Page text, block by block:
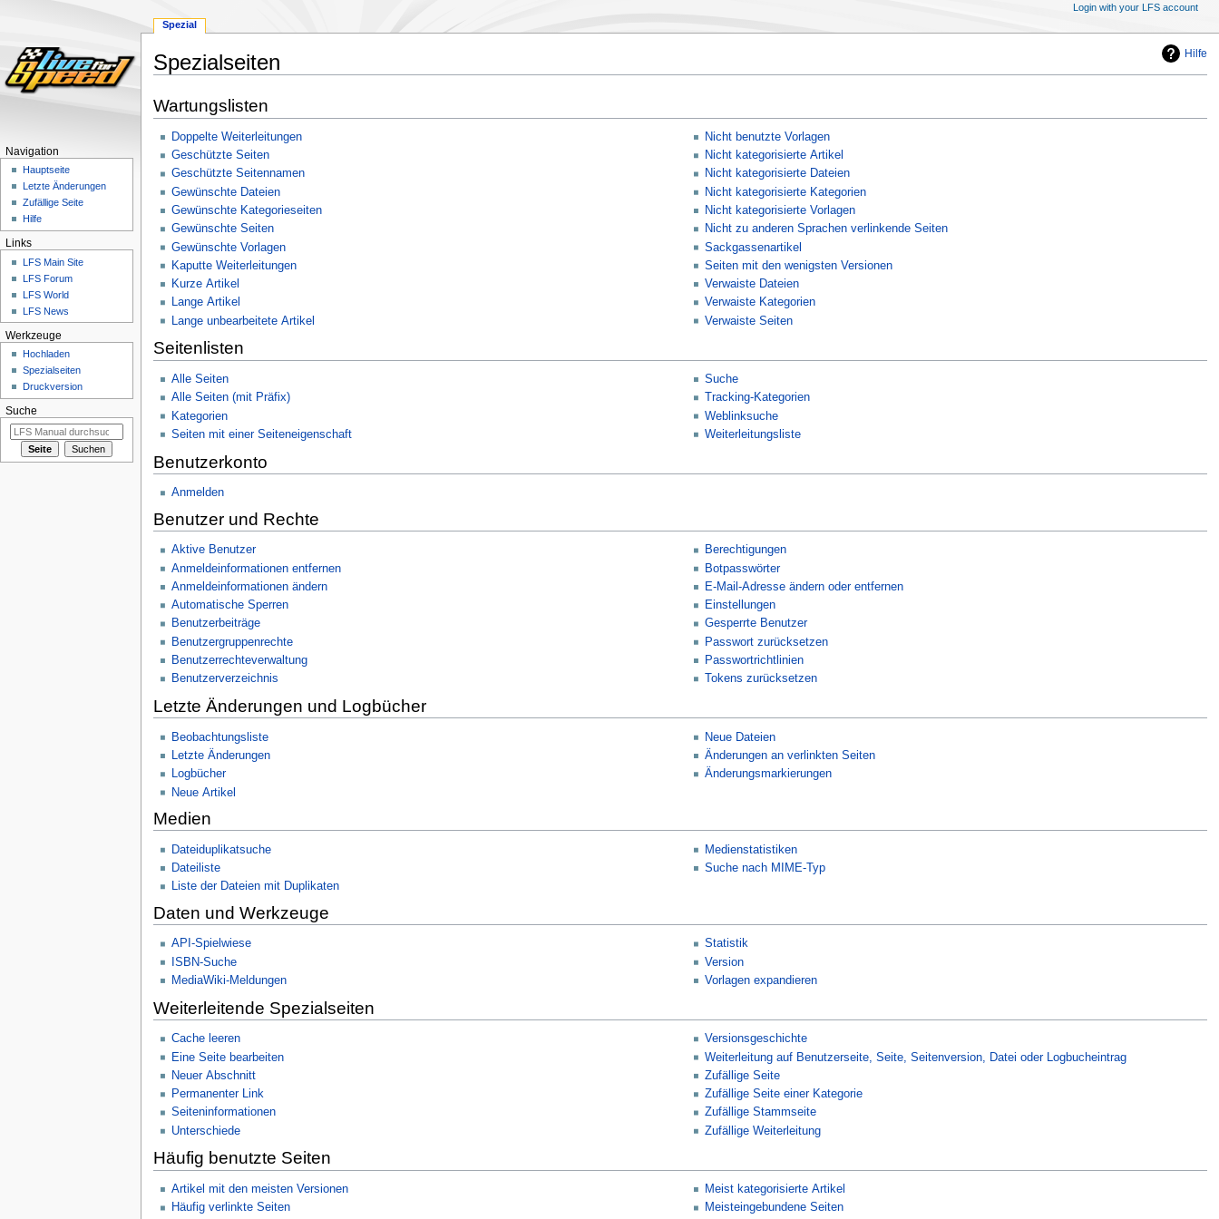
Hilfe
Spezialseiten
Navigation
springen
Suche
springen
Wartungslisten
Doppelte Weiterleitungen
Geschützte Seiten
Geschützte Seitennamen
Gewünschte Dateien
Gewünschte Kategorieseiten
Gewünschte Seiten
Gewünschte Vorlagen
Kaputte Weiterleitungen
Kurze Artikel
Lange Artikel
Lange unbearbeitete Artikel
Nicht benutzte Vorlagen
Nicht kategorisierte Artikel
Nicht kategorisierte Dateien
Nicht kategorisierte Kategorien
Nicht kategorisierte Vorlagen
Nicht zu anderen Sprachen verlinkende Seiten
Sackgassenartikel
Seiten mit den wenigsten Versionen
Verwaiste Dateien
Verwaiste Kategorien
Verwaiste Seiten
Seitenlisten
Alle Seiten
Alle Seiten (mit Präfix)
Kategorien
Seiten mit einer Seiteneigenschaft
Suche
Tracking-Kategorien
Weblinksuche
Weiterleitungsliste
Benutzerkonto
Anmelden
Benutzer und Rechte
Aktive Benutzer
Anmeldeinformationen entfernen
Anmeldeinformationen ändern
Automatische Sperren
Benutzerbeiträge
Benutzergruppenrechte
Benutzerrechteverwaltung
Benutzerverzeichnis
Berechtigungen
Botpasswörter
E-Mail-Adresse ändern oder entfernen
Einstellungen
Gesperrte Benutzer
Passwort zurücksetzen
Passwortrichtlinien
Tokens zurücksetzen
Letzte Änderungen und Logbücher
Beobachtungsliste
Letzte Änderungen
Logbücher
Neue Artikel
Neue Dateien
Änderungen an verlinkten Seiten
Änderungsmarkierungen
Medien
Dateiduplikatsuche
Dateiliste
Liste der Dateien mit Duplikaten
Medienstatistiken
Suche nach MIME-Typ
Daten und Werkzeuge
API-Spielwiese
ISBN-Suche
MediaWiki-Meldungen
Statistik
Version
Vorlagen expandieren
Weiterleitende Spezialseiten
Cache leeren
Eine Seite bearbeiten
Neuer Abschnitt
Permanenter Link
Seiteninformationen
Unterschiede
Versionsgeschichte
Weiterleitung auf Benutzerseite, Seite, Seitenversion, Datei oder Logbucheintrag
Zufällige Seite
Zufällige Seite einer Kategorie
Zufällige Stammseite
Zufällige Weiterleitung
Häufig benutzte Seiten
Artikel mit den meisten Versionen
Häufig verlinkte Seiten
Meist kategorisierte Artikel
Meisteingebundene Seiten
Spezial
Login with your LFS account
Navigation
Hauptseite
Letzte Änderungen
Zufällige Seite
Hilfe
Links
LFS Main Site
LFS Forum
LFS World
LFS News
Werkzeuge
Hochladen
Spezialseiten
Druckversion
Suche